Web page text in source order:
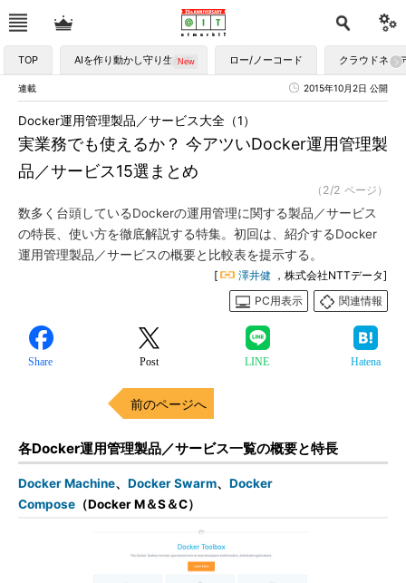
TOP AIを作り動かし守り生かす ロー/ノーコード クラウドネイ
連載 2015年10月2日 公開
実業務でも使えるか？ 今アツいDocker運用管理製
品／サービス15選まとめ
Docker運用管理製品／サービス大全（1）
（2/2 ページ）
数多く台頭しているDockerの運用管理に関する製品／サービス
の特長、使い方を徹底解説する特集。初回は、紹介するDocker
運用管理製品／サービスの概要と比較表を提示する。
[ 澤井健 ，株式会社NTTデータ]
PC用表示
関連情報
Share Post LINE Hatena
前のページへ
各Docker運用管理製品／サービス一覧の概要と特長
Docker Machine、 Docker Swarm、 Docker
Compose （Docker M＆S＆C）